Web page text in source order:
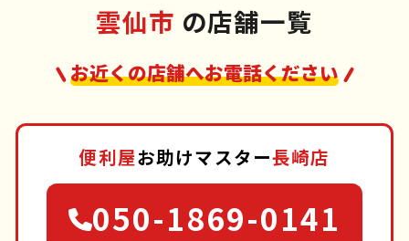
雲仙市 の店舗一覧
お近くの店舗へお電話ください
便利屋お助けマスター長崎店
050-1869-0141